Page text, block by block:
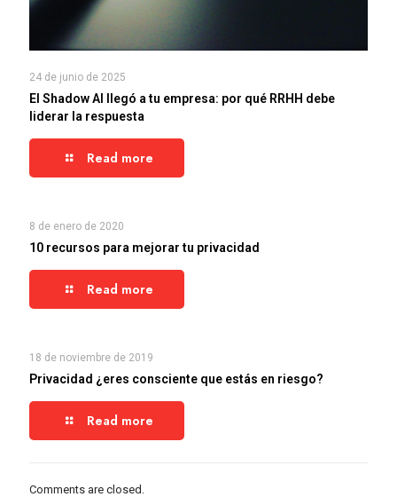
24 de junio de 2025
El Shadow AI llegó a tu empresa: por qué RRHH debe
liderar la respuesta
Read more
8 de enero de 2020
10 recursos para mejorar tu privacidad
Read more
18 de noviembre de 2019
Privacidad ¿eres consciente que estás en riesgo?
Read more
Comments are closed.